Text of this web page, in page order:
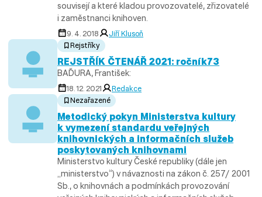
souvisejí a které kladou provozovatelé, zřizovatelé
i zaměstnanci knihoven.
9. 4. 2018
Jiří Klusoň
Rejstříky
REJSTŘÍK ČTENÁŘ 2021: ročník73
BAĎURA, František:
18. 12. 2021
Redakce
Nezařazené
Metodický pokyn Ministerstva kultury
k vymezení standardu veřejných
knihovnických a informačních služeb
poskytovaných knihovnami
Ministerstvo kultury České republiky (dále jen
„ministerstvo“) v návaznosti na zákon č. 257/ 2001
Sb., o knihovnách a podmínkách provozování